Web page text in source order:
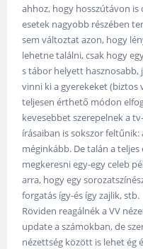
ahhoz, hogy hosszútávon is
esetek nagyobb részében
sem változtat azon, hogy
lehetne találni, csak hogy
s tábor helyett hasznosabb,
vinni ki a gyerekeket
teljesen érthető módon
kevesebbet szerepelnek a
írásaiban is sokszor
méginkább. De talán a
megkeresni egy-egy celeb
arra, hogy egy
forgatás így-és így zajlik, stb.
Röviden reagálnék a VV
update a számokban, de
nézettség között is lehet ég